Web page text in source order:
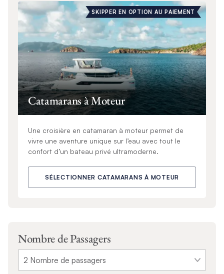
SKIPPER EN OPTION AU PAIEMENT
Catamarans à Moteur
Une croisière en catamaran à moteur permet de
vivre une aventure unique sur l’eau avec tout le
confort d’un bateau privé ultramoderne.
SÉLECTIONNER CATAMARANS À MOTEUR
Nombre de Passagers